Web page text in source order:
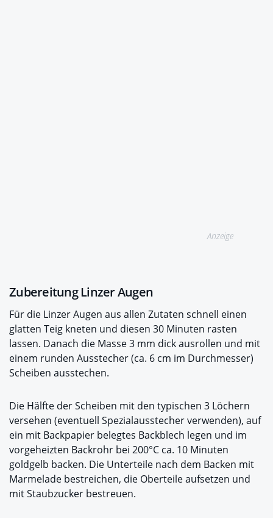
Anzeige
Zubereitung Linzer Augen
Für die Linzer Augen aus allen Zutaten schnell einen
glatten Teig kneten und diesen 30 Minuten rasten
lassen. Danach die Masse 3 mm dick ausrollen und mit
einem runden Ausstecher (ca. 6 cm im Durchmesser)
Scheiben ausstechen.
Die Hälfte der Scheiben mit den typischen 3 Löchern
versehen (eventuell Spezialausstecher verwenden), auf
ein mit Backpapier belegtes Backblech legen und im
vorgeheizten Backrohr bei 200°C ca. 10 Minuten
goldgelb backen. Die Unterteile nach dem Backen mit
Marmelade bestreichen, die Oberteile aufsetzen und
mit Staubzucker bestreuen.